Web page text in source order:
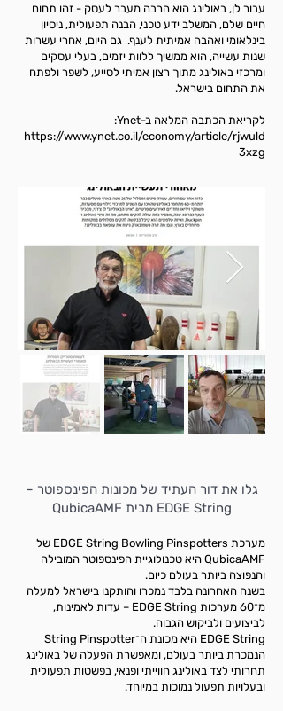
עבור לן, באולינג הוא הרבה מעבר לעסק - זהו תחום
חיים שלם, המשלב ידע טכני, הבנה תפעולית, ניסיון
בינלאומי ואהבה אמיתית לענף. גם היום, אחרי עשרות
שנות עשייה, הוא ממשיך ללוות יזמים, בעלי עסקים
ומרכזי באולינג מתוך רצון אמיתי לסייע, לשפר ולפתח
את התחום בישראל.
לקריאת הכתבה המלאה ב-Ynet:
https://www.ynet.co.il/economy/article/rjwuld
3xzg
גלו את דור העתיד של מכונות הפינספוטר –
EDGE String מבית QubicaAMF
מערכת EDGE String Bowling Pinspotters של
QubicaAMF היא טכנולוגיית הפינספוטר המובילה
והנפוצה ביותר בעולם כיום.
בשנה האחרונה בלבד נמכרו והותקנו בישראל למעלה
מ־60 מערכות EDGE String – עדות לאמינות,
לביצועים ולביקוש הגבוה.
EDGE String היא מכונת ה־String Pinspotter
הנמכרת ביותר בעולם, ומאפשרת הפעלה של באולינג
תחרותי לצד באולינג חווייתי ופנאי, בפשטות תפעולית
ובעלויות תפעול נמוכות במיוחד.